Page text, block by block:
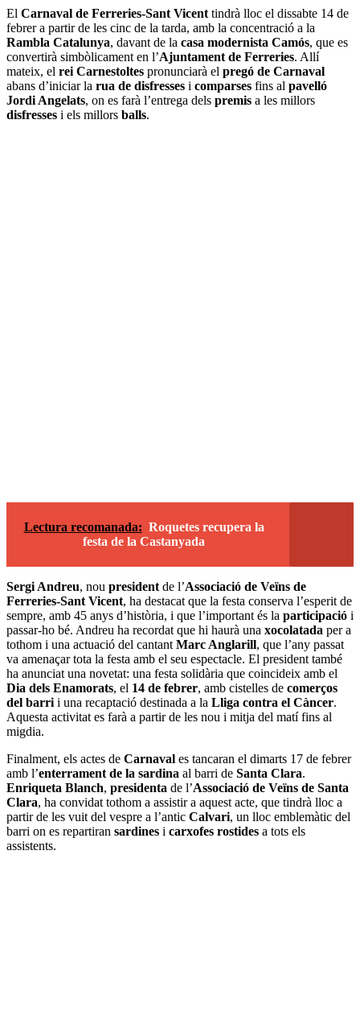
El Carnaval de Ferreries-Sant Vicent tindrà lloc el dissabte 14 de
febrer a partir de les cinc de la tarda, amb la concentració a la
Rambla Catalunya, davant de la casa modernista Camós, que es
convertirà simbòlicament en l’Ajuntament de Ferreries. Allí
mateix, el rei Carnestoltes pronunciarà el pregó de Carnaval
abans d’iniciar la rua de disfresses i comparses fins al pavelló
Jordi Angelats, on es farà l’entrega dels premis a les millors
disfresses i els millors balls.
Lectura recomanada: Roquetes recupera la
festa de la Castanyada
Sergi Andreu, nou president de l’Associació de Veïns de
Ferreries-Sant Vicent, ha destacat que la festa conserva l’esperit de
sempre, amb 45 anys d’història, i que l’important és la participació i
passar-ho bé. Andreu ha recordat que hi haurà una xocolatada per a
tothom i una actuació del cantant Marc Anglarill, que l’any passat
va amenaçar tota la festa amb el seu espectacle. El president també
ha anunciat una novetat: una festa solidària que coincideix amb el
Dia dels Enamorats, el 14 de febrer, amb cistelles de comerços
del barri i una recaptació destinada a la Lliga contra el Càncer.
Aquesta activitat es farà a partir de les nou i mitja del matí fins al
migdia.
Finalment, els actes de Carnaval es tancaran el dimarts 17 de febrer
amb l’enterrament de la sardina al barri de Santa Clara.
Enriqueta Blanch, presidenta de l’Associació de Veïns de Santa
Clara, ha convidat tothom a assistir a aquest acte, que tindrà lloc a
partir de les vuit del vespre a l’antic Calvari, un lloc emblemàtic del
barri on es repartiran sardines i carxofes rostides a tots els
assistents.